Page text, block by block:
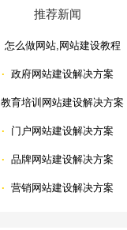
推荐新闻
怎么做网站,网站建设教程
· 政府网站建设解决方案
教育培训网站建设解决方案
· 门户网站建设解决方案
· 品牌网站建设解决方案
· 营销网站建设解决方案